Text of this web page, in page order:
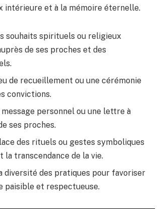
intérieure et à la mémoire éternelle.
souhaits spirituels ou religieux
de ses proches et des
de recueillement ou une cérémonie
convictions.
personnel ou une lettre à
ses proches.
des rituels ou gestes symboliques
la transcendance de la vie.
diversité des pratiques pour favoriser
paisible et respectueuse.